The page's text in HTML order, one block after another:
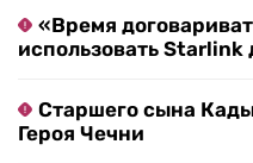
«Время
использовать Starlink
Старшего сына
Героя Чечни